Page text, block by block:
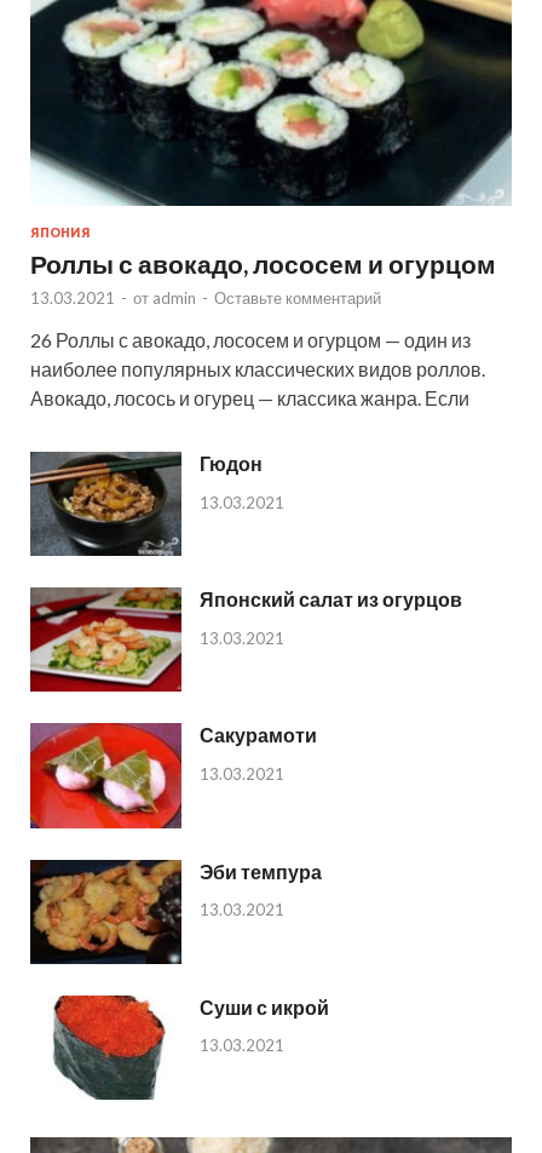
ЯПОНИЯ
Роллы с авокадо, лососем и огурцом
13.03.2021 - от admin - Оставьте комментарий
26 Роллы с авокадо, лососем и огурцом — один из
наиболее популярных классических видов роллов.
Авокадо, лосось и огурец — классика жанра. Если
Гюдон
13.03.2021
Японский салат из огурцов
13.03.2021
Сакурамоти
13.03.2021
Эби темпура
13.03.2021
Суши с икрой
13.03.2021